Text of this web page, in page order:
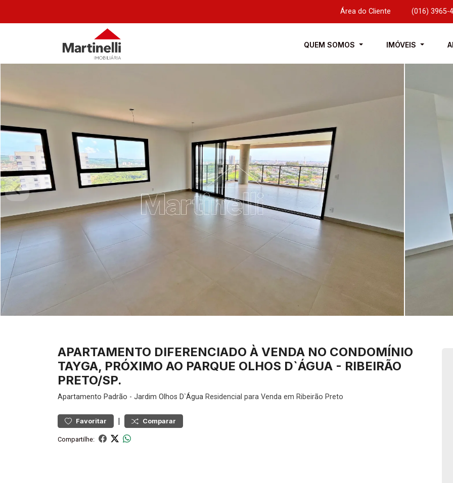
Área do Cliente (016) 3965-
QUEM SOMOS IMÓVEIS
APARTAMENTO DIFERENCIADO À VENDA NO CONDOMÍNIO
TAYGA, PRÓXIMO AO PARQUE OLHOS D`ÁGUA - RIBEIRÃO
PRETO/SP.
Apartamento Padrão - Jardim Olhos D`Água Residencial para Venda em Ribeirão Preto
Favoritar | Comparar
Compartilhe: